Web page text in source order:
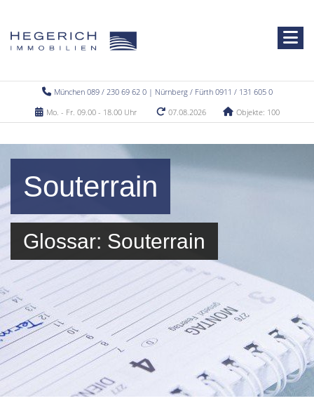
München 089 / 230 69 62 0 | Nürnberg / Fürth 0911 / 131 605 0
Mo. - Fr. 09.00 - 18.00 Uhr
07.08.2026 Objekte: 100
Souterrain
Glossar: Souterrain